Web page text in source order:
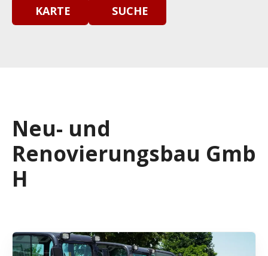
KARTE SUCHE
Neu- und
Renovierungsbau Gmb
H